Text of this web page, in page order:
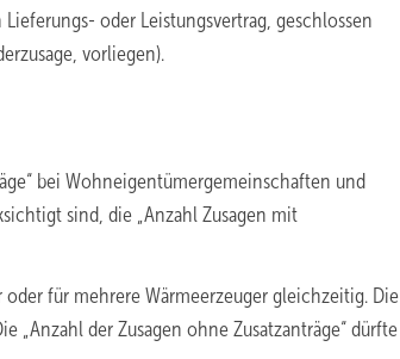
oder Leistungsvertrag, geschlossen
vorliegen).
bei Wohneigentümergemeinschaften und
sind, die „Anzahl Zusagen mit
für mehrere Wärmeerzeuger gleichzeitig. Die
„Anzahl der Zusagen ohne Zusatzanträge“ dürfte